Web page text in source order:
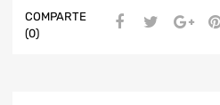
COMPARTE
(0)